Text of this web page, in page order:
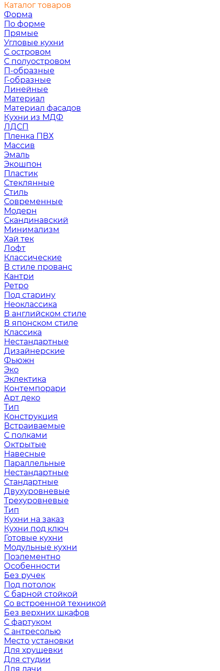
Каталог товаров
Форма
По форме
Прямые
Угловые кухни
С островом
С полуостровом
П-образные
Г-образные
Линейные
Материал
Материал фасадов
Кухни из МДФ
ЛДСП
Пленка ПВХ
Массив
Эмаль
Экошпон
Пластик
Стеклянные
Стиль
Современные
Модерн
Скандинавский
Минимализм
Хай тек
Лофт
Классические
В стиле прованс
Кантри
Ретро
Под старину
Неоклассика
В английском стиле
В японском стиле
Классика
Нестандартные
Дизайнерские
Фьюжн
Эко
Эклектика
Контемпорари
Арт деко
Тип
Конструкция
Встраиваемые
С полками
Октрытые
Навесные
Параллельные
Нестандартные
Стандартные
Двухуровневые
Трехуровневые
Тип
Кухни на заказ
Кухни под ключ
Готовые кухни
Модульные кухни
Поэлементно
Особенности
Без ручек
Под потолок
С барной стойкой
Со встроенной техникой
Без верхних шкафов
С фартуком
С антресолью
Место установки
Для хрущевки
Для студии
Для дачи